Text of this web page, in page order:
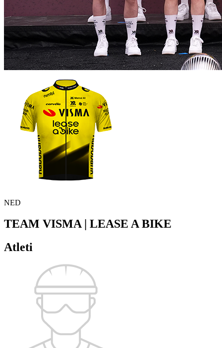
NED
TEAM VISMA | LEASE A BIKE
Atleti